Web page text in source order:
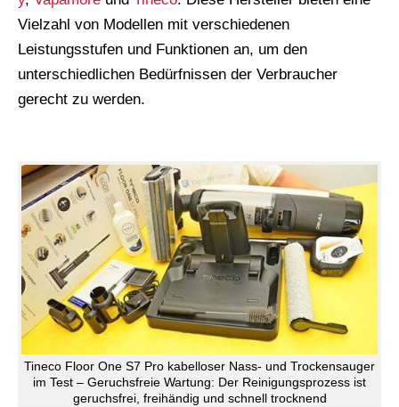
Vielzahl von Modellen mit verschiedenen
Leistungsstufen und Funktionen an, um den
unterschiedlichen Bedürfnissen der Verbraucher
gerecht zu werden.
Tineco Floor One S7 Pro kabelloser Nass- und Trockensauger
im Test – Geruchsfreie Wartung: Der Reinigungsprozess ist
geruchsfrei, freihändig und schnell trocknend